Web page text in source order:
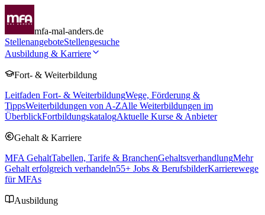
mfa-mal-anders.de
StellenangeboteStellengesuche
Ausbildung & Karriere
Fort- & Weiterbildung
Leitfaden Fort- & WeiterbildungWege, Förderung &
TippsWeiterbildungen von A-ZAlle Weiterbildungen im
ÜberblickFortbildungskatalogAktuelle Kurse & Anbieter
Gehalt & Karriere
MFA GehaltTabellen, Tarife & BranchenGehaltsverhandlungMehr
Gehalt erfolgreich verhandeln55+ Jobs & BerufsbilderKarrierewege
für MFAs
Ausbildung